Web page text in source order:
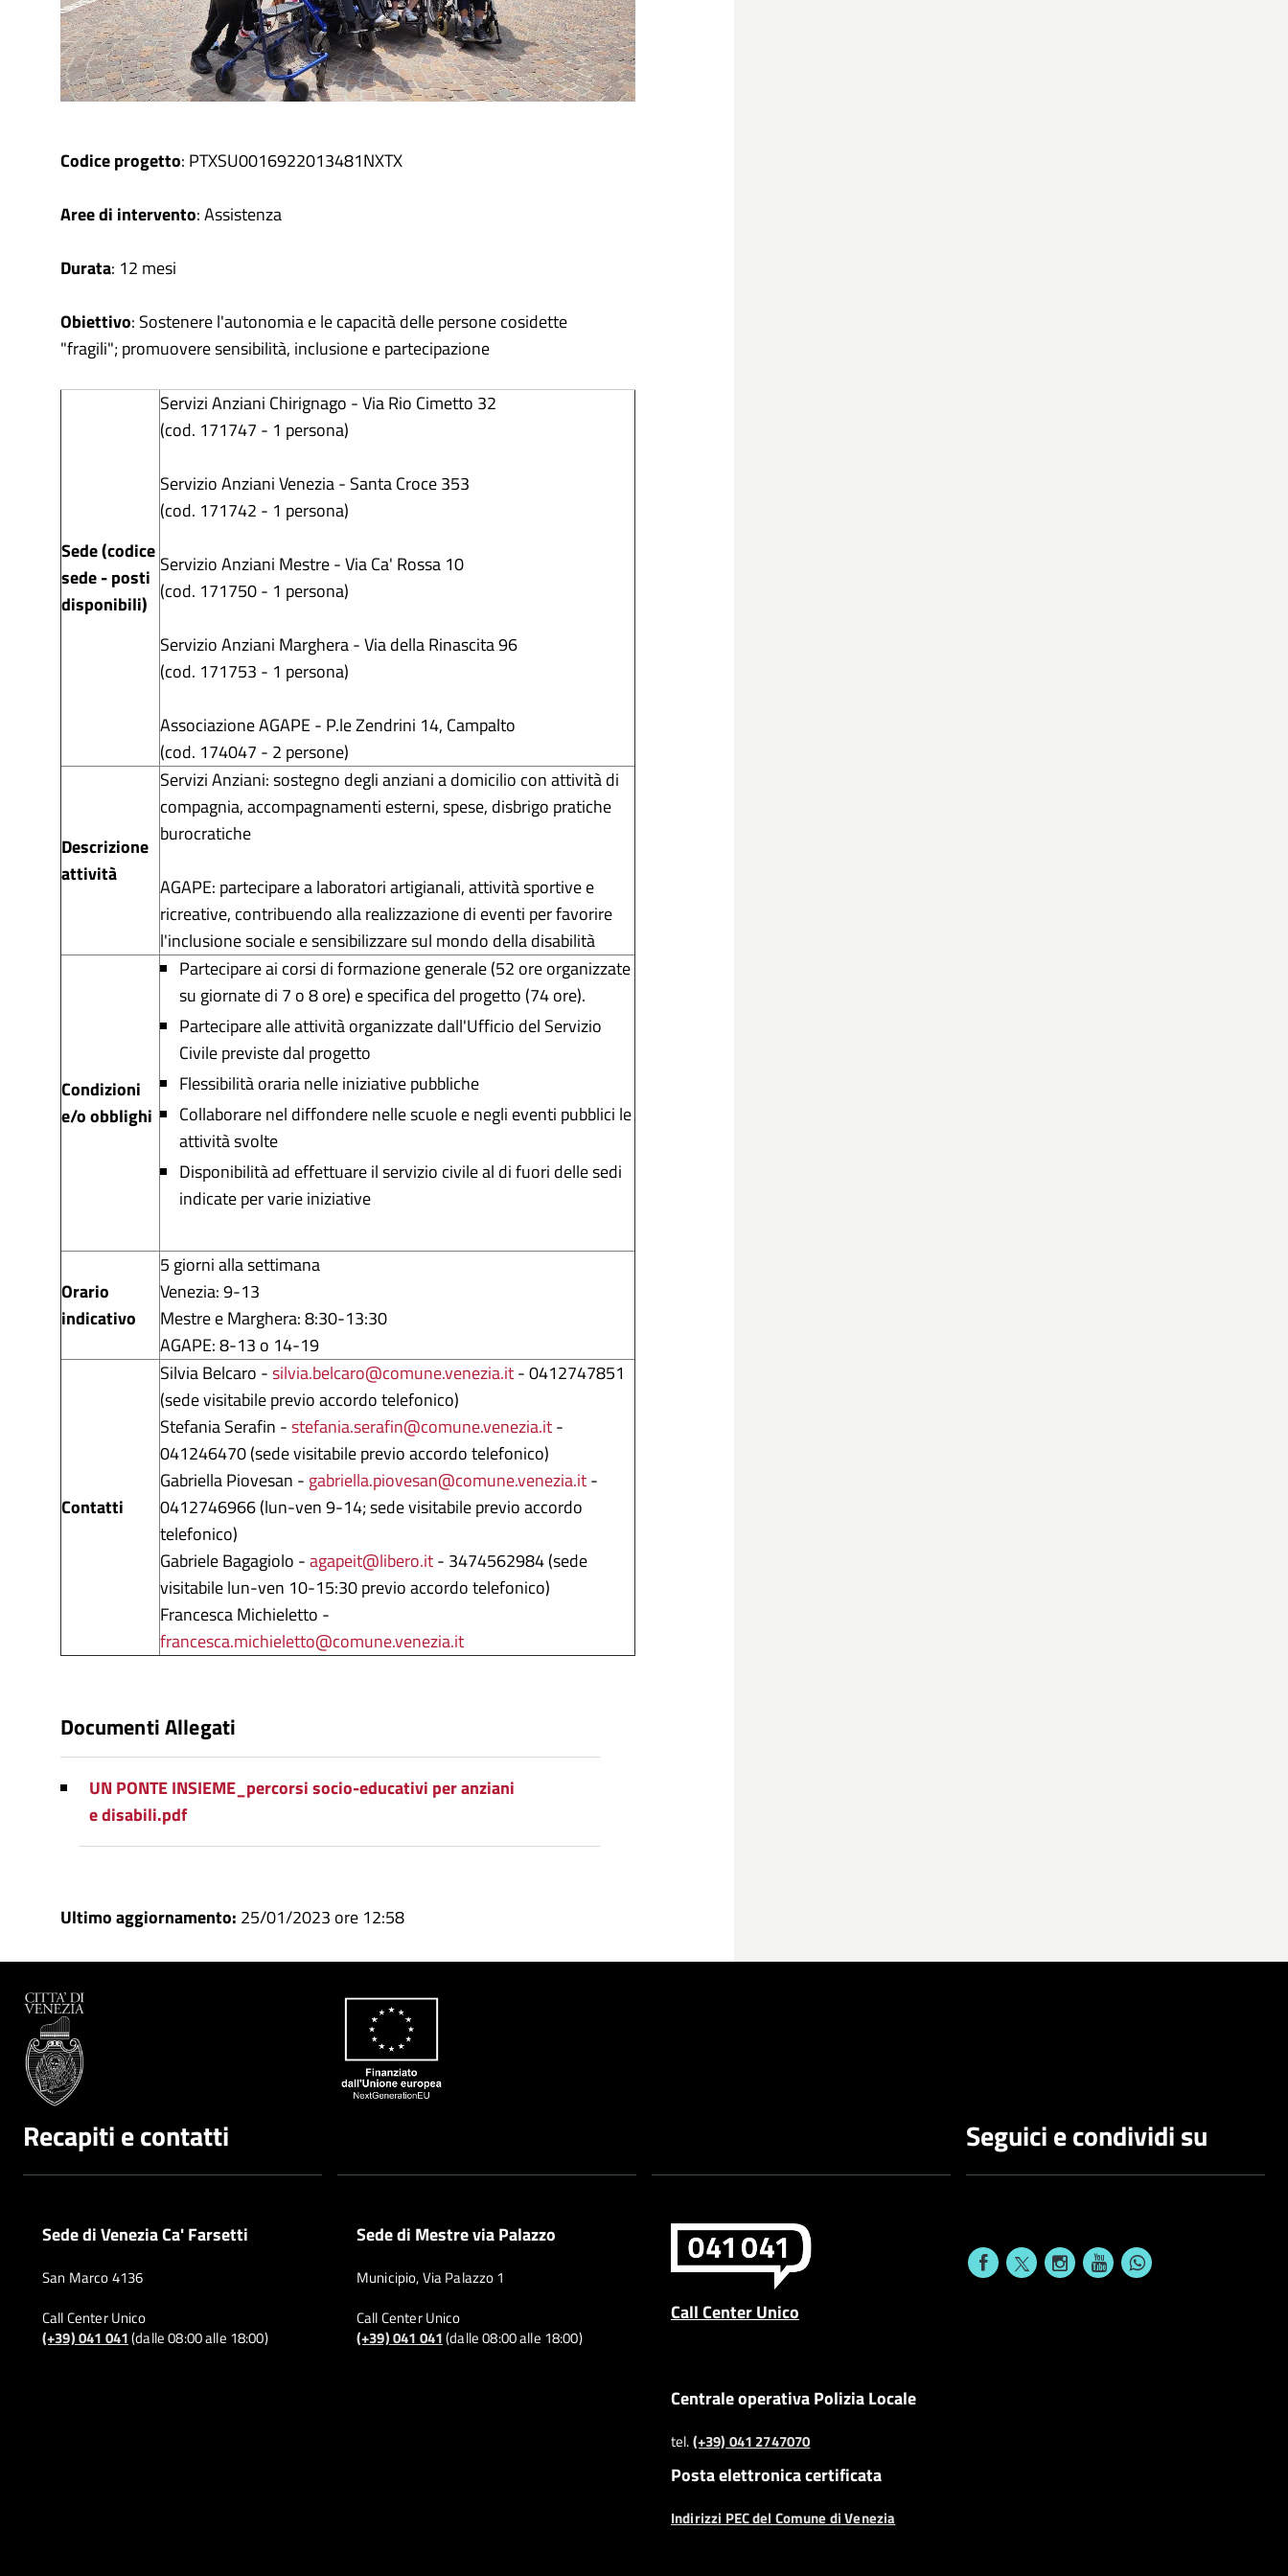
Codice progetto: PTXSU0016922013481NXTX
Aree di intervento: Assistenza
Durata: 12 mesi
Obiettivo: Sostenere l'autonomia e le capacità delle persone cosidette
"fragili"; promuovere sensibilità, inclusione e partecipazione
Sede (codice
sede - posti
disponibili)
Servizi Anziani Chirignago - Via Rio Cimetto 32
(cod. 171747 - 1 persona)
Servizio Anziani Venezia - Santa Croce 353
(cod. 171742 - 1 persona)
Servizio Anziani Mestre - Via Ca' Rossa 10
(cod. 171750 - 1 persona)
Servizio Anziani Marghera - Via della Rinascita 96
(cod. 171753 - 1 persona)
Associazione AGAPE - P.le Zendrini 14, Campalto
(cod. 174047 - 2 persone)
Descrizione
attività
Servizi Anziani: sostegno degli anziani a domicilio con attività di
compagnia, accompagnamenti esterni, spese, disbrigo pratiche
burocratiche
AGAPE: partecipare a laboratori artigianali, attività sportive e
ricreative, contribuendo alla realizzazione di eventi per favorire
l'inclusione sociale e sensibilizzare sul mondo della disabilità
Condizioni
e/o obblighi
Partecipare ai corsi di formazione generale (52 ore organizzate
su giornate di 7 o 8 ore) e specifica del progetto (74 ore).
Partecipare alle attività organizzate dall'Ufficio del Servizio
Civile previste dal progetto
Flessibilità oraria nelle iniziative pubbliche
Collaborare nel diffondere nelle scuole e negli eventi pubblici le
attività svolte
Disponibilità ad effettuare il servizio civile al di fuori delle sedi
indicate per varie iniziative
Orario
indicativo
5 giorni alla settimana
Venezia: 9-13
Mestre e Marghera: 8:30-13:30
AGAPE: 8-13 o 14-19
Contatti
Silvia Belcaro -silvia.belcaro@comune.venezia.it- 0412747851
(sede visitabile previo accordo telefonico)
Stefania Serafin -stefania.serafin@comune.venezia.it-
041246470 (sede visitabile previo accordo telefonico)
Gabriella Piovesan - gabriella.piovesan@comune.venezia.it-
0412746966 (lun-ven 9-14; sede visitabile previo accordo
telefonico)
Gabriele Bagagiolo -agapeit@libero.it- 3474562984 (sede
visitabile lun-ven 10-15:30 previo accordo telefonico)
Francesca Michieletto -
francesca.michieletto@comune.venezia.it
Documenti Allegati
UN PONTE INSIEME_percorsi socio-educativi per anziani
e disabili.pdf
Ultimo aggiornamento: 25/01/2023 ore 12:58
Recapiti e contatti
Sede di Venezia Ca' Farsetti
San Marco 4136
Call Center Unico
(+39) 041 041(dalle 08:00 alle 18:00)
Sede di Mestre via Palazzo
Municipio, Via Palazzo 1
Call Center Unico
(+39) 041 041(dalle 08:00 alle 18:00)
Call Center Unico
Centrale operativa Polizia Locale
tel.(+39) 041 2747070
Posta elettronica certificata
Indirizzi PEC del Comune di Venezia
Seguici e condividi su